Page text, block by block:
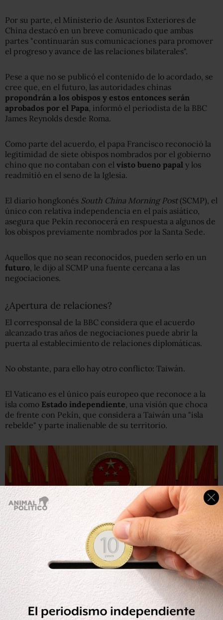
Por su parte, el Ministerio de Asuntos Exteriores de
China destacó en un breve comunicado que ambas
partes "continuarán sus comunicaciones para promover
el progreso y avance de las relaciones bilaterales".
Pese a que no se publicó el contenido de lo acordado, se
cree que, en el futuro, las autoridades chinas
propondrán a los obispos y estos entonces serán
aprobados por el Papa , informó el periodista de la BBC
James Reynolds desde Roma.
Como parte del acuerdo, el papa Francisco reconoció la
legitimidad de siete obispos nombrados por el gobierno
chino que no contaban con el visto bueno papal y los
readmitió en el seno de la Iglesia.
El diario hongkonés South China Morning Post(SCMP), el
único con relativa independencia en el país asiático,
asegura que Pekín reconocerá en respuesta a algunos de
los obispos previamente nombrados por la Santa Sede.
Aquellos que no sean reconocidos, pueden serlo en un
futuro , le dijo al SCMP una fuente cercana a las
negociaciones.
¿Apertura de relaciones?
El corresponsal de la BBC considera que el acuerdo
alcanzado tras años de negociaciones puede abrir la
puerta al establecimiento de relaciones diplomáticas.
No obstante, para ello hay otro conflicto: Taiwán.
El Vaticano es el único país europeo que reconoce a la
isla como Estado independiente , una visión que choca
de frente con Pekín, que considera a Taiwán una "isla
rebelde" y parte inalienable de su territorio.
Getty Images
Las autoridades chinas ven con recelo a todo poder
extranjero instalado en el país.